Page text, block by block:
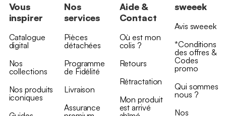
Vous
inspirer
Catalogue
digital
Nos
collections
Nos produits
iconiques
Nos
services
Pièces
détachées
Programme
de Fidélité
Livraison
Assurance
Aide &
Contact
Où est mon
colis ?
Retours
Rétractation
Mon produit
est arrivé
sweeek
Avis sweeek
*Conditions
des offres &
Codes
promo
Qui sommes
nous ?
Nos